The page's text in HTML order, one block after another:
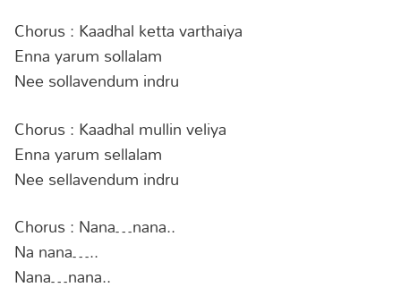
Chorus : Kaadhal ketta varthaiya
Enna yarum sollalam
Nee sollavendum indru
Chorus : Kaadhal mullin veliya
Enna yarum sellalam
Nee sellavendum indru
Chorus : Nana…nana..
Na nana…..
Nana…nana..